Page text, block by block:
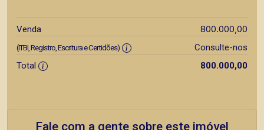
Venda 800.000,00
(ITBI, Registro, Escritura e Certidões)
Consulte-nos
Total
800.000,00
Fale com a gente sobre este imóvel